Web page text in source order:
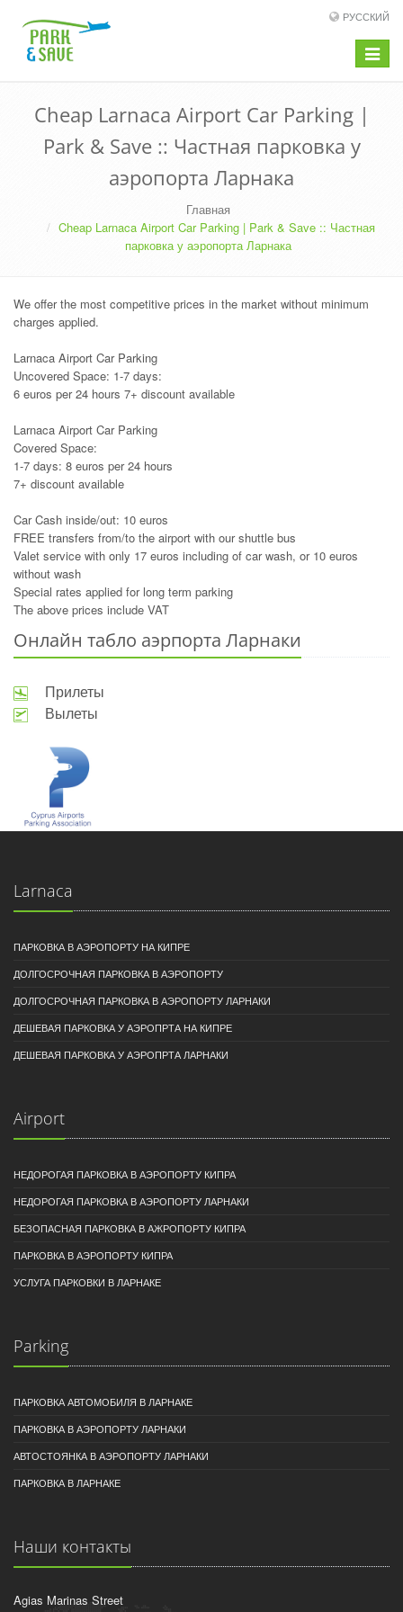
РУССКИЙ
Toggle
Cheap Larnaca Airport Car Parking |
Park & Save :: Частная парковка у
аэропорта Ларнака
Главная
Cheap Larnaca Airport Car Parking | Park & Save :: Частная
парковка у аэропорта Ларнака
We offer the most competitive prices in the market without minimum
charges applied.
Larnaca Airport Car Parking
Uncovered Space: 1-7 days:
6 euros per 24 hours 7+ discount available
Larnaca Airport Car Parking
Covered Space:
1-7 days: 8 euros per 24 hours
7+ discount available
Car Cash inside/out: 10 euros
FREE transfers from/to the airport with our shuttle bus
Valet service with only 17 euros including of car wash, or 10 euros
without wash
Special rates applied for long term parking
The above prices include VAT
Онлайн табло аэрпорта Ларнаки
Прилеты
Вылеты
Larnaca
ПАРКОВКА В АЭРОПОРТУ НА КИПРЕ
ДОЛГОСРОЧНАЯ ПАРКОВКА В АЭРОПОРТУ
ДОЛГОСРОЧНАЯ ПАРКОВКА В АЭРОПОРТУ ЛАРНАКИ
ДЕШЕВАЯ ПАРКОВКА У АЭРОПРТА НА КИПРЕ
ДЕШЕВАЯ ПАРКОВКА У АЭРОПРТА ЛАРНАКИ
Airport
НЕДОРОГАЯ ПАРКОВКА В АЭРОПОРТУ КИПРА
НЕДОРОГАЯ ПАРКОВКА В АЭРОПОРТУ ЛАРНАКИ
БЕЗОПАСНАЯ ПАРКОВКА В АЖРОПОРТУ КИПРА
ПАРКОВКА В АЭРОПОРТУ КИПРА
УСЛУГА ПАРКОВКИ В ЛАРНАКЕ
Parking
ПАРКОВКА АВТОМОБИЛЯ В ЛАРНАКЕ
ПАРКОВКА В АЭРОПОРТУ ЛАРНАКИ
АВТОСТОЯНКА В АЭРОПОРТУ ЛАРНАКИ
ПАРКОВКА В ЛАРНАКЕ
Наши контакты
Agias Marinas Street